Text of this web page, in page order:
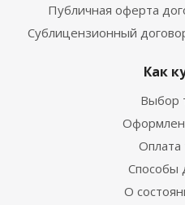
Публичная оферта
Сублицензионный
Как
Выбор
Оплата
Способы
О